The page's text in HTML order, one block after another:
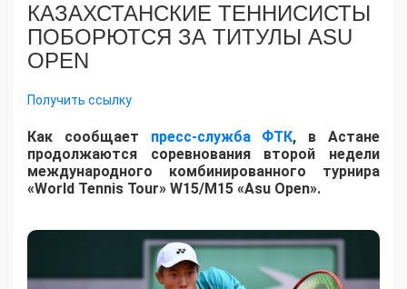
КАЗАХСТАНСКИЕ ТЕННИСИСТЫ
ПОБОРЮТСЯ ЗА ТИТУЛЫ ASU
OPEN
Получить ссылку
Как сообщает пресс-служба ФТК, в Астане
продолжаются соревнования второй недели
международного комбинированного турнира
«World Tennis Tour» W15/M15 «Asu Open».